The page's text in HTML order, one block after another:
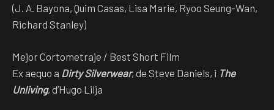
(J. A. Bayona, Quim Casas, Lisa Marie, Ryoo Seung-Wan,
Richard Stanley)
Mejor Cortometraje / Best Short Film
Ex aequo a Dirty Silverwear, de Steve Daniels, i The
Unliving, d’Hugo Lilja